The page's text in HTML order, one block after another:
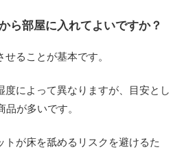
ら部屋に入れてよいですか？
ることが基本です。
度によって異なりますが、目安とし
が多いです。
トが床を舐めるリスクを避けるた